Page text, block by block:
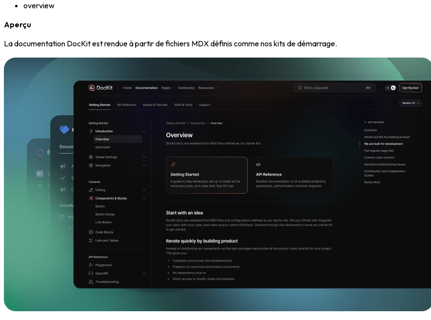
overview
Aperçu
La documentation DocKit est rendue à partir de fichiers MDX définis comme nos kits de démarrage.